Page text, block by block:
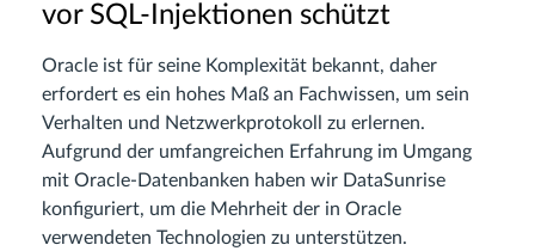
vor SQL-Injektionen schützt
Oracle ist für seine Komplexität bekannt, daher
erfordert es ein hohes Maß an Fachwissen, um sein
Verhalten und Netzwerkprotokoll zu erlernen.
Aufgrund der umfangreichen Erfahrung im Umgang
mit Oracle-Datenbanken haben wir DataSunrise
konfiguriert, um die Mehrheit der in Oracle
verwendeten Technologien zu unterstützen.